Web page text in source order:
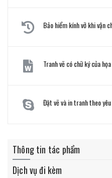
Bảo hiểm kính vỡ khi vận
Tranh vẽ có chữ ký của
Đặt vẽ và in tranh theo yêu
Thông tin tác phẩm
Dịch vụ đi kèm